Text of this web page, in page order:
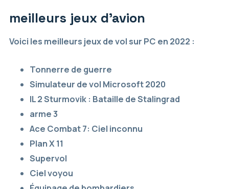
meilleurs jeux d’avion
Voici les meilleurs jeux de vol sur PC en 2022 :
Tonnerre de guerre
Simulateur de vol Microsoft 2020
IL 2 Sturmovik : Bataille de Stalingrad
arme 3
Ace Combat 7: Ciel inconnu
Plan X 11
Supervol
Ciel voyou